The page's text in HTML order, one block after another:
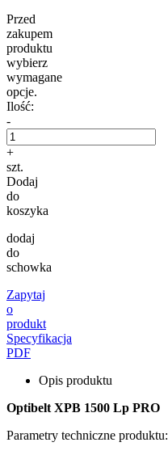
Przed
zakupem
produktu
wybierz
wymagane
opcje.
Ilość:
-
+
szt.
Dodaj
do
koszyka
dodaj
do
schowka
Zapytaj
o
produkt
Specyfikacja
PDF
Opis produktu
Optibelt XPB 1500 Lp PRO
Parametry techniczne produktu: